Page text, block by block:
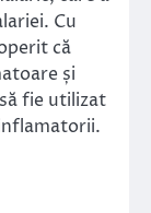
Cu
că
și
fie utilizat